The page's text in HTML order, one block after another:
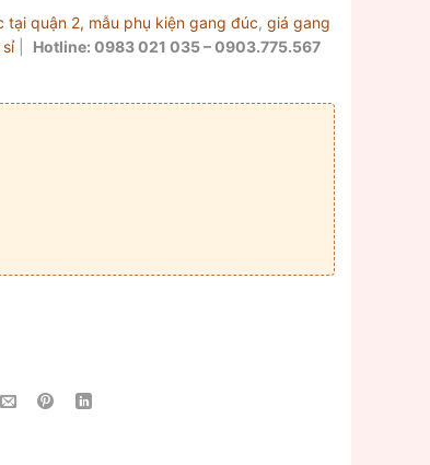
tại quận 2, mẫu phụ kiện gang đúc, giá gang
| Hotline: 0983 021 035 – 0903.775.567